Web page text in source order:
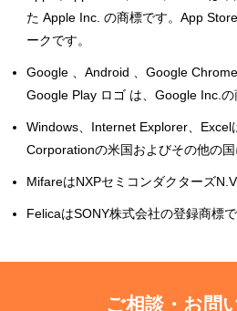
た Apple Inc. の商標です。App
ークです。
Google 、Android 、Google
Google Play ロゴ は、Google Inc.の
Windows、Internet Explorer、Excel
Corporationの米国およびその他の国
MifareはNXPセミコンダクターズ
FelicaはSONY株式会社の登録商標で
ご相談・お問